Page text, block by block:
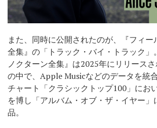
また、同時に公開されたのが、『フィー
全集』の「トラック・バイ・トラック」
ノクターン全集』は2025年にリリース
の中で、Apple Musicなどのデータを統
チャート「クラシックトップ100」にお
を博し「アルバム・オブ・ザ・イヤー」
品。